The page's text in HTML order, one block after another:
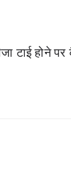
टाई होने पर